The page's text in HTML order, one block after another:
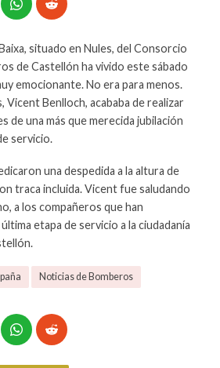
situado en Nules, del Consorcio
de Castellón ha vivido este sábado
emocionante. No era para menos.
Vicent Benlloch, acababa de realizar
de una más que merecida jubilación
servicio.
una despedida a la altura de
traca incluida. Vicent fue saludando
a los compañeros que han
etapa de servicio a la ciudadanía
Noticias de Bomberos